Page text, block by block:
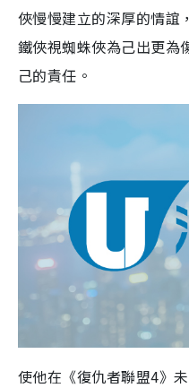
俠慢慢建立的深厚的情誼
鐵俠視蜘蛛俠為己出更為
己的責任。
使他在《復仇者聯盟4》